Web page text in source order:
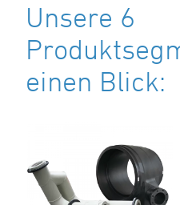
Unsere 6
einen Blick: